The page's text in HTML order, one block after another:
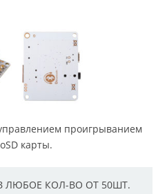
проигрыванием
карты.
ЛЮБОЕ КОЛ-ВО ОТ 50ШТ.